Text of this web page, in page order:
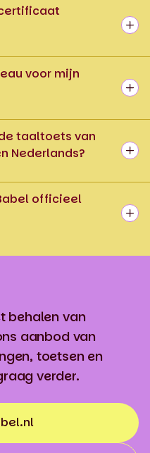
voor mijn
taaltoets van
Nederlands?
officieel
behalen van
aanbod van
toetsen en
verder.